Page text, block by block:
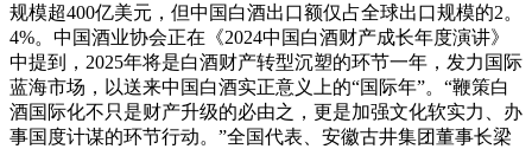
规模超400亿美元，但中国白酒出口额仅占全球出口规模的2。
4%。中国酒业协会正在《2024中国白酒财产成长年度演讲》
中提到，2025年将是白酒财产转型沉塑的环节一年，发力国际
蓝海市场，以送来中国白酒实正意义上的“国际年”。“鞭策白
酒国际化不只是财产升级的必由之，更是加强文化软实力、办
事国度计谋的环节行动。”全国代表、安徽古井集团董事长梁